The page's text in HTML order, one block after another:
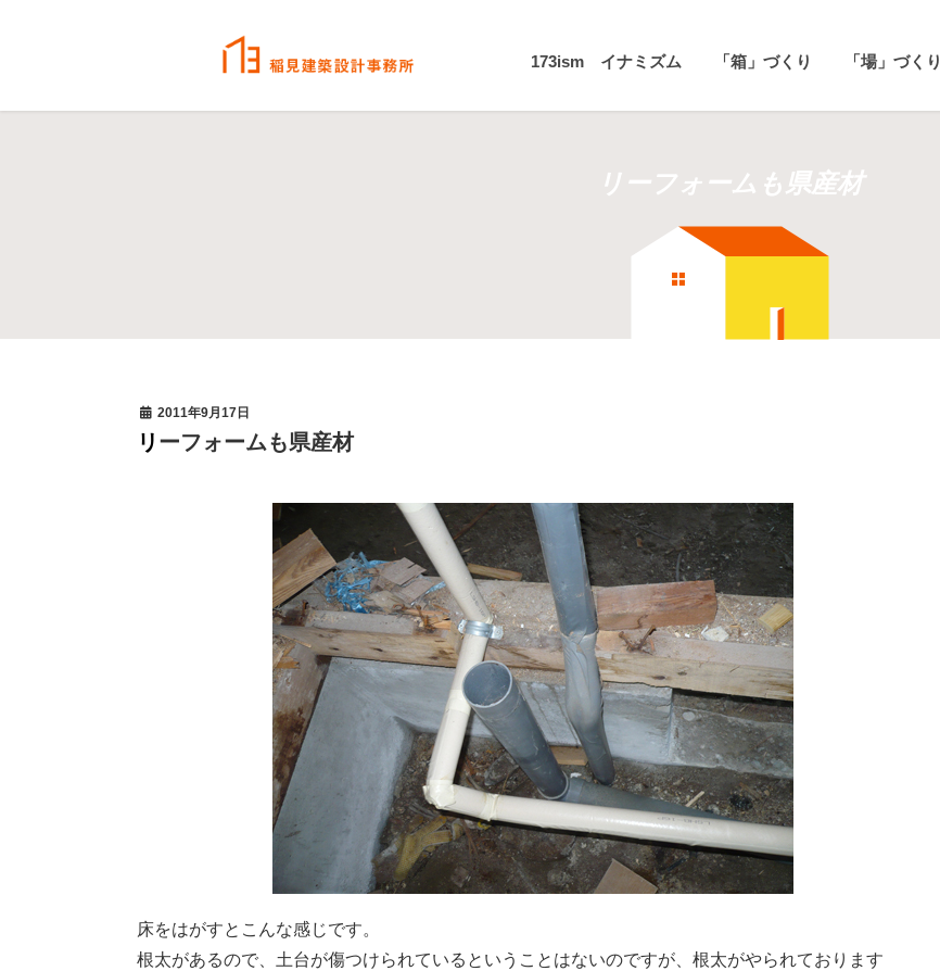
173ism イナミズム 「箱」づくり 「場」づくり
リーフォームも県産材
2011年9月17日
リーフォームも県産材
床をはがすとこんな感じです。
根太があるので、土台が傷つけられているということはないのですが、根太がやられております